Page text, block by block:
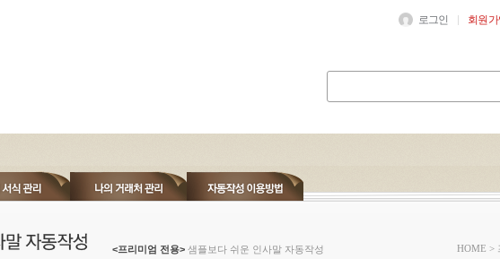
로그인 회원
<프리미엄 전용> 샘플보다 쉬운 인사말 자동작성 HOME >